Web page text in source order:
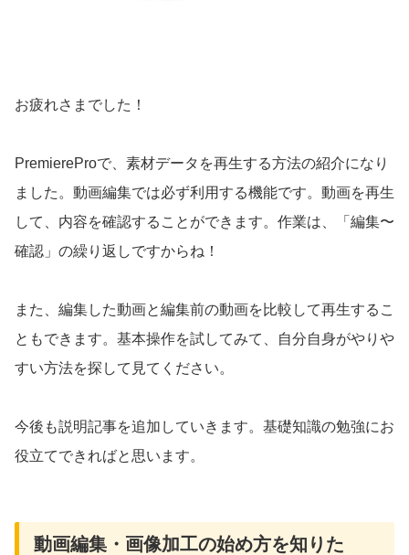
お疲れさまでした！
PremiereProで、素材データを再生する方法の紹介になり
ました。動画編集では必ず利用する機能です。動画を再生
して、内容を確認することができます。作業は、「編集〜
確認」の繰り返しですからね！
また、編集した動画と編集前の動画を比較して再生するこ
ともできます。基本操作を試してみて、自分自身がやりや
すい方法を探して見てください。
今後も説明記事を追加していきます。基礎知識の勉強にお
役立てできればと思います。
動画編集・画像加工の始め方を知りた